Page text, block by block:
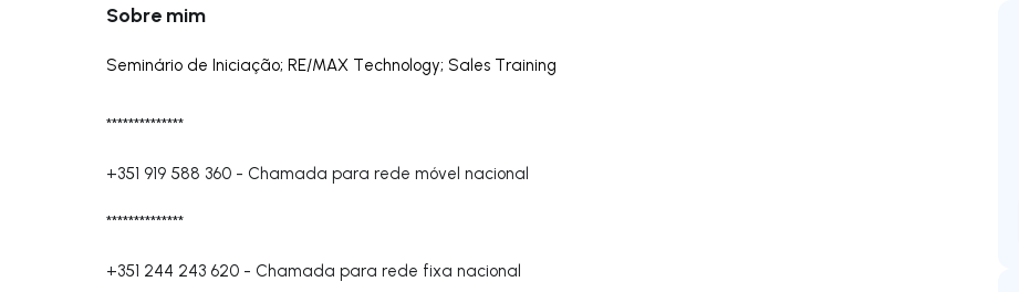
Sobre mim
Seminário de Iniciação; RE/MAX Technology; Sales Training
**************
+351 919 588 360 - Chamada para rede móvel nacional
**************
+351 244 243 620 - Chamada para rede fixa nacional